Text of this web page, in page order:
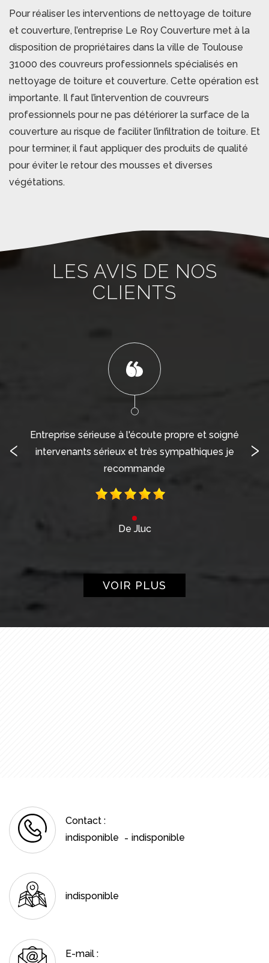
Pour réaliser les interventions de nettoyage de toiture
et couverture, l’entreprise Le Roy Couverture met à la
disposition de propriétaires dans la ville de Toulouse
31000 des couvreurs professionnels spécialisés en
nettoyage de toiture et couverture. Cette opération est
importante. Il faut l’intervention de couvreurs
professionnels pour ne pas détériorer la surface de la
couverture au risque de faciliter l’infiltration de toiture. Et
pour terminer, il faut appliquer des produits de qualité
pour éviter le retour des mousses et diverses
végétations.
LES AVIS DE NOS
CLIENTS
Entreprise sérieuse à l'écoute propre et soigné
intervenants sérieux et très sympathiques je
recommande
De Jluc
‹ ›
VOIR PLUS
Contact :
indisponible - indisponible
indisponible
E-mail :